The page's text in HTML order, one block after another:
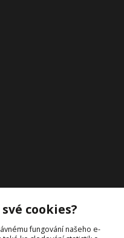
cookies?
fungování našeho e-